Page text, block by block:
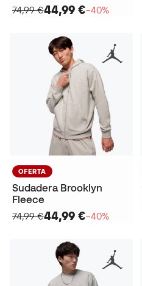
74,99 €44,99 €−40%
OFERTA
Sudadera Brooklyn
Fleece
74,99 €44,99 €−40%